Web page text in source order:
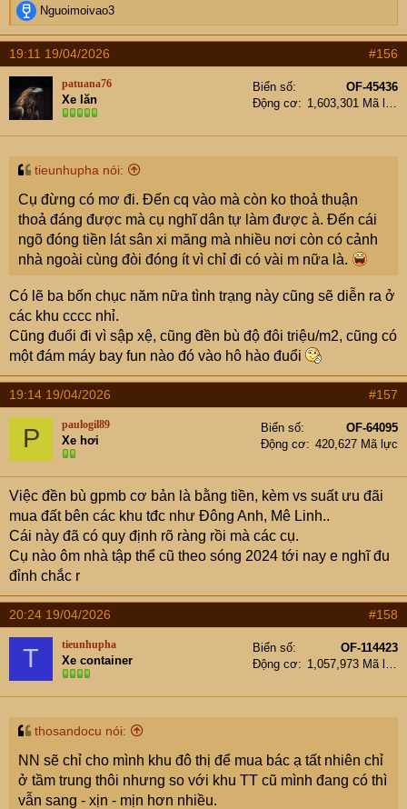
R
e
a
c
t
i
n
s
Nguoimoivao3
19:11 19/04/2026 #156
patuana76
Xe lăn
Biển số
OF-45436
Động cơ
tieunhupha nói:
Cụ đừng có mơ đi. Đến cq vào mà còn ko thoả thuận
thoả đáng được mà cụ nghĩ dân tự làm được à. Đến cái
ngõ đóng tiền lát sân xi măng mà nhiều nơi còn có cảnh
nhà ngoài cùng đòi đóng ít vì chỉ đi có vài m nữa là.
Có lẽ ba bốn chục năm nữa tình trạng này cũng sẽ diễn ra ở
các khu cccc nhỉ.
Cũng đuổi đi vì sập xệ, cũng đền bù độ đôi triệu/m2, cũng có
một đám máy bay fun nào đó vào hô hào đuổi
19:14 19/04/2026 #157
P paulogil89
Xe hơi
Biển số
OF-64095
Động cơ
420,627 Mã lực
Việc đền bù gpmb cơ bản là bằng tiền, kèm vs suất ưu đãi
mua đất bên các khu tđc như Đông Anh, Mê Linh..
Cái này đã có quy định rõ ràng rồi mà các cụ.
Cụ nào ôm nhà tập thể cũ theo sóng 2024 tới nay e nghĩ đu
đỉnh chắc r
20:24 19/04/2026 #158
T tieunhupha
Xe container
Biển số
OF-114423
Động cơ
thosandocu nói:
NN sẽ chỉ cho mình khu đô thị để mua bác ạ tất nhiên chỉ
ở tầm trung thôi nhưng so với khu TT cũ mình đang có thì
vẫn sang - xịn - mịn hơn nhiều.